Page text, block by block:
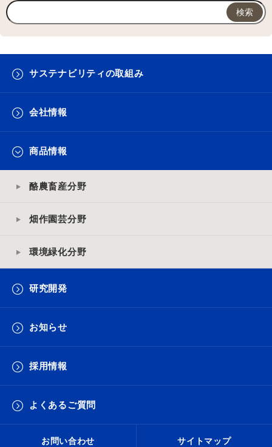
サステナビリティの取組み
会社情報
商品情報
酪農畜産分野
畑作園芸分野
環境緑化分野
研究開発
お知らせ
採用情報
よくあるご質問
お問い合わせ サイトマップ